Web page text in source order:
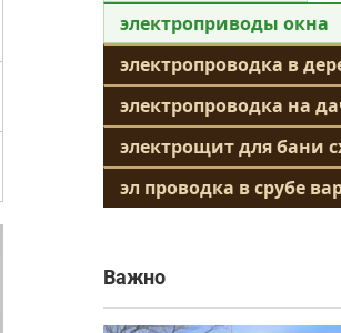
электроприводы окна
электропроводка в
электропроводка на
электрощит для бани
эл проводка в срубе
Важно